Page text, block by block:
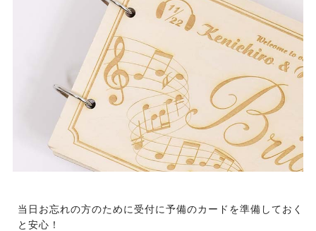
当日お忘れの方のために受付に予備のカードを準備しておく
と安心！